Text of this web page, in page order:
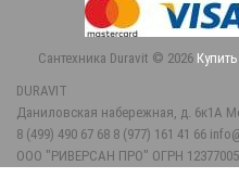
Сантехника Duravit © 2026
DURAVIT
Даниловская набережная, д. 6к1А
8 (499) 490 67 68 8 (977) 161 41 66
ООО "РИВЕРСАН ПРО" ОГРН